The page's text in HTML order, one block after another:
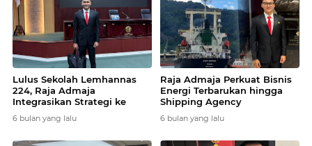
Lulus Sekolah Lemhannas
224, Raja Admaja
Integrasikan Strategi ke
6 bulan yang lalu
Raja Admaja Perkuat Bisnis
Energi Terbarukan hingga
Shipping Agency
6 bulan yang lalu